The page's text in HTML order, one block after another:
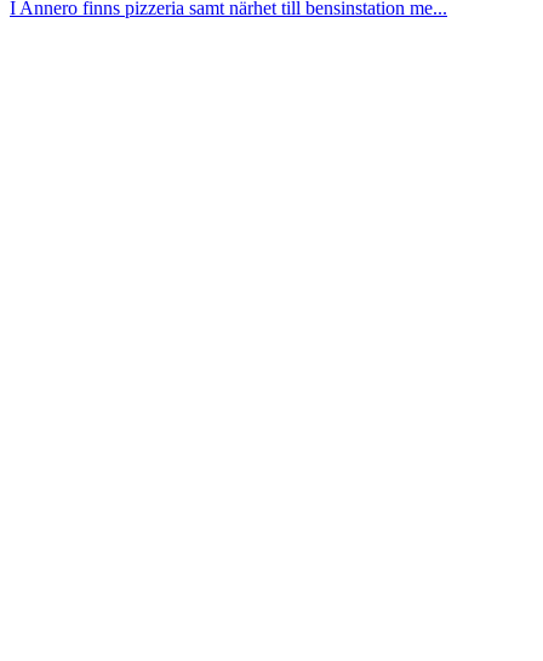
I Annero finns pizzeria samt närhet till bensinstation me...